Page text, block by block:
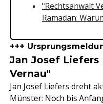
"Rechtsanwalt
Ramadan:
+++
Jan Josef
Vernau"
Jan Josef Liefers dreht
Münster: Noch bis